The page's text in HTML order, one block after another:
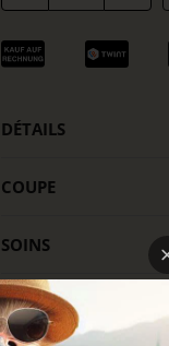
DÉTAILS
COUPE
SOINS
CONSEIL